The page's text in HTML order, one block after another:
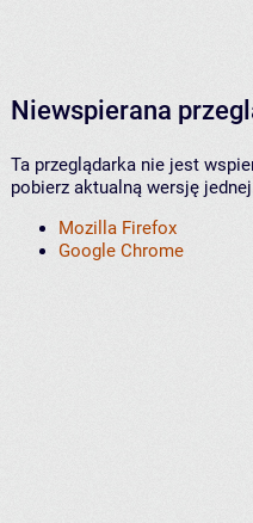
Niewspierana
Ta przeglądarka nie jest
pobierz aktualną wersję
Mozilla Firefox
Google Chrome